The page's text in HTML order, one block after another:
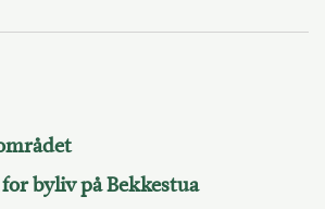
byliv på Bekkestua